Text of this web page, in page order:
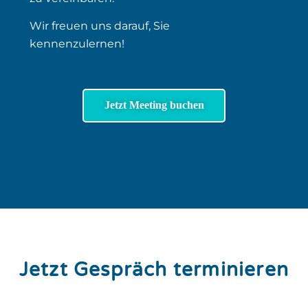
Wir freuen uns darauf, Sie
kennenzulernen!
Jetzt Meeting buchen
Jetzt Gespräch terminieren